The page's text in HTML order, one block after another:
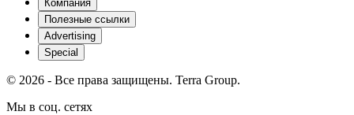
Компания
Полезные ссылки
Advertising
Special
© 2026 - Все права защищены. Terra Group.
Мы в соц. сетях